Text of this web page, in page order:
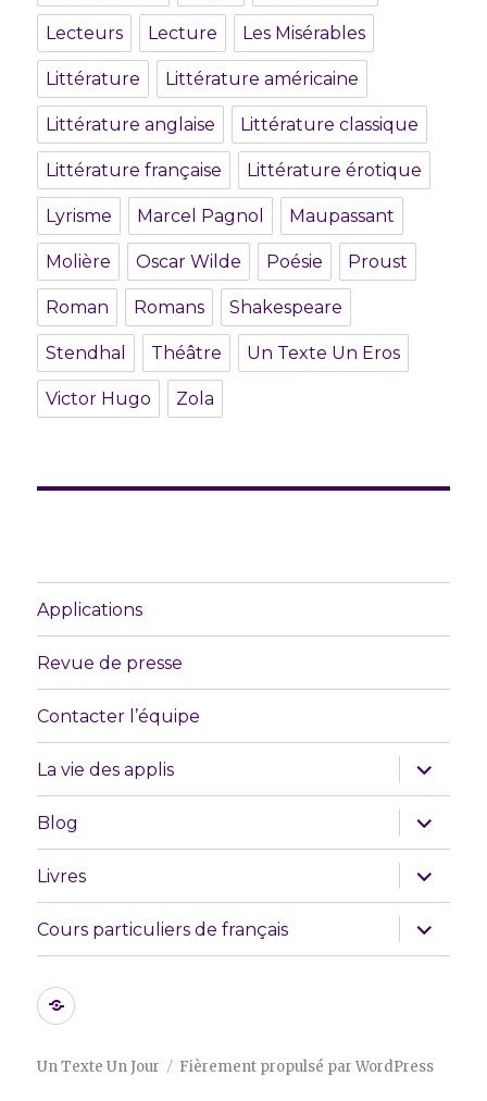
Lecteurs Lecture Les Misérables
Littérature Littérature américaine
Littérature anglaise Littérature classique
Littérature française Littérature érotique
Lyrisme Marcel Pagnol Maupassant
Molière Oscar Wilde Poésie Proust
Roman Romans Shakespeare
Stendhal Théâtre Un Texte Un Eros
Victor Hugo Zola
Applications
Revue de presse
Contacter l’équipe
La vie des applis
ouvrir
le
sous-
menu
Blog
ouvrir
le
sous-
menu
Livres
ouvrir
le
sous-
menu
Cours particuliers de français
ouvrir
le
sous-
Les
que
Un Texte Un Jour Fièrement propulsé par WordPress